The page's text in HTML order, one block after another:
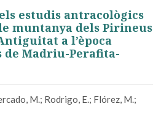
estudis antracològics
muntanya dels Pirineus
a l’època
de Madriu-Perafita-
M.; Rodrigo, E.; Flórez, M.;